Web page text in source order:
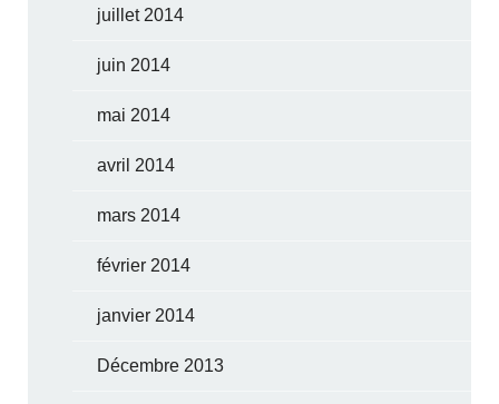
juillet 2014
juin 2014
mai 2014
avril 2014
mars 2014
février 2014
janvier 2014
Décembre 2013